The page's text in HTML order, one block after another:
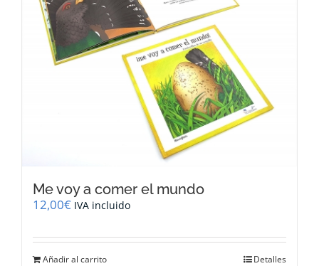
Me voy a comer el mundo
12,00€ IVA incluido
Añadir al carrito Detalles